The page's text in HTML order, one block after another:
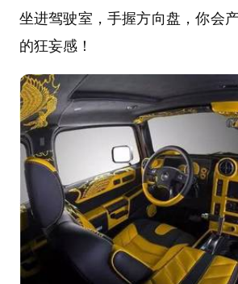
坐进驾驶室，手握方向盘，你会
的狂妄感！